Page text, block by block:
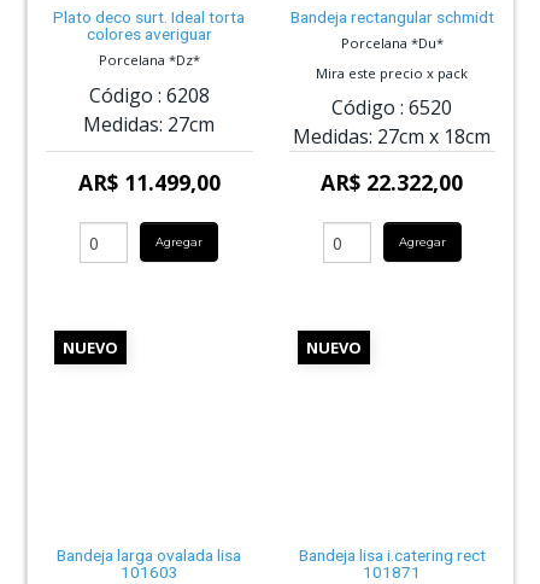
Plato deco surt. Ideal torta
colores averiguar
Porcelana *Dz*
Código : 6208
Medidas: 27cm
AR$ 11.499,00
Agregar
Bandeja rectangular schmidt
Porcelana *Du*
Mira este precio x pack
Código : 6520
Medidas: 27cm x 18cm
AR$ 22.322,00
Agregar
NUEVO
Bandeja larga ovalada lisa
101603
NUEVO
Bandeja lisa i.catering rect
101871